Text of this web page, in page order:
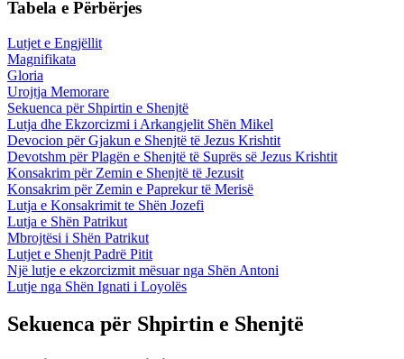
Tabela e Përbërjes
Lutjet e Engjëllit
Magnifikata
Gloria
Urojtja Memorare
Sekuenca për Shpirtin e Shenjtë
Lutja dhe Ekzorcizmi i Arkangjelit Shën Mikel
Devocion për Gjakun e Shenjtë të Jezus Krishtit
Devotshm për Plagën e Shenjtë të Suprës së Jezus Krishtit
Konsakrim për Zemin e Shenjtë të Jezusit
Konsakrim për Zemin e Paprekur të Merisë
Lutja e Konsakrimit te Shën Jozefi
Lutja e Shën Patrikut
Mbrojtësi i Shën Patrikut
Lutjet e Shenjt Padrë Pitit
Një lutje e ekzorcizmit mësuar nga Shën Antoni
Lutje nga Shën Ignati i Loyolës
Sekuenca për Shpirtin e Shenjtë